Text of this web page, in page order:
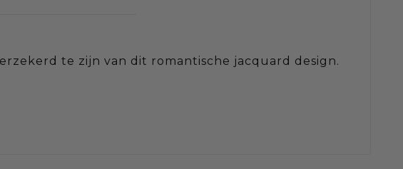
te zijn van dit romantische jacquard design.